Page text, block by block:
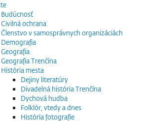
Budúcnosť
Civilná ochrana
Členstvo v samosprávnych organizáciách
Demografia
Geografia
Geografia Trenčína
História mesta
Dejiny literatúry
Divadelná história Trenčína
Dychová hudba
Folklór, vtedy a dnes
História fotografie